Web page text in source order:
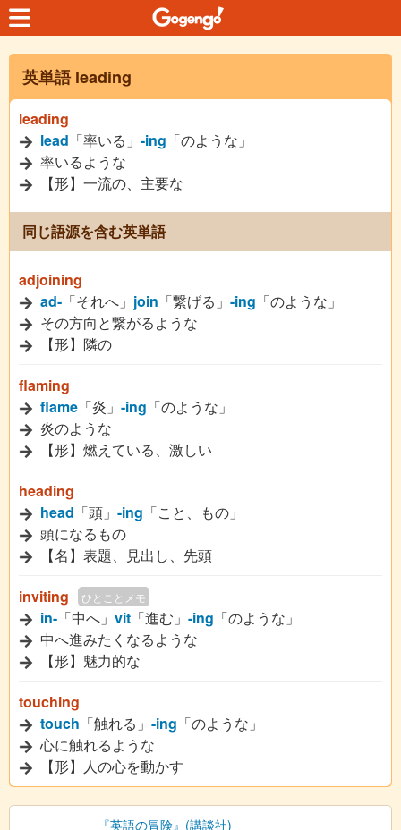
英単語 leading
leading
lead 「率いる」 -ing 「のような」
率いるような
【形】一流の、主要な
同じ語源を含む英単語
adjoining
ad- 「それへ」 join 「繋げる」 -ing 「のような」
その方向と繋がるような
【形】隣の
flaming
flame 「炎」 -ing 「のような」
炎のような
【形】燃えている、激しい
heading
head 「頭」 -ing 「こと、もの」
頭になるもの
【名】表題、見出し、先頭
inviting
ひとことメモ
in- 「中へ」 vit 「進む」 -ing 「のような」
中へ進みたくなるような
【形】魅力的な
touching
touch 「触れる」 -ing 「のような」
心に触れるような
【形】人の心を動かす
『英語の冒険』(講談社)